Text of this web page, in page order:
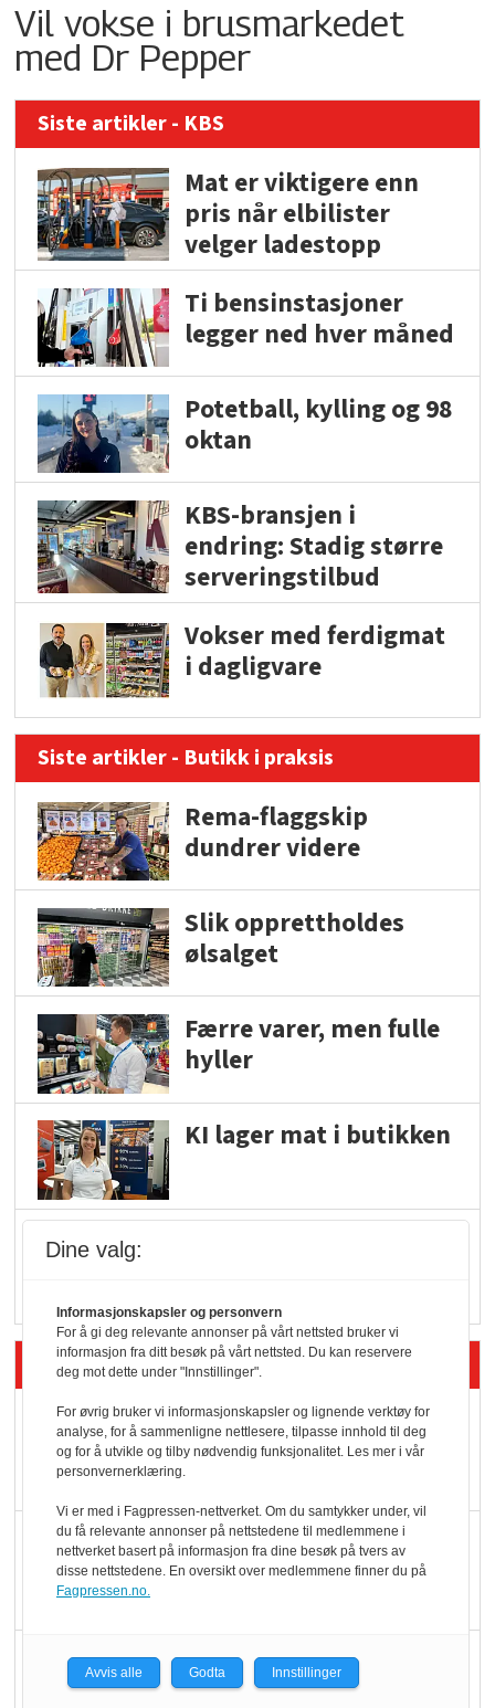
Vil vokse i brusmarkedet
med Dr Pepper
Siste artikler - KBS
Mat er viktigere enn
pris når elbilister
velger ladestopp
Ti bensinstasjoner
legger ned hver måned
Potetball, kylling og 98
oktan
KBS-bransjen i
endring: Stadig større
serveringstilbud
Vokser med ferdigmat
i dagligvare
Siste artikler - Butikk i praksis
Rema-flaggskip
dundrer videre
Slik opprettholdes
ølsalget
Færre varer, men fulle
hyller
KI lager mat i butikken
Siste artikler - Økologisk
Kolonihagens norske
yoghurt: Trues av
melkemangel
Marit Kolby vant
Økologisk Norge sin
Blir enklere å velge
økologisk i butikkhylla
Dine valg:
Informasjonskapsler og personvern
For å gi deg relevante annonser på vårt nettsted bruker vi
informasjon fra ditt besøk på vårt nettsted. Du kan reservere
deg mot dette under "Innstillinger".
For øvrig bruker vi informasjonskapsler og lignende verktøy for
analyse, for å sammenligne nettlesere, tilpasse innhold til deg
og for å utvikle og tilby nødvendig funksjonalitet. Les mer i vår
personvernerklæring.
Vi er med i Fagpressen-nettverket. Om du samtykker under, vil
du få relevante annonser på nettstedene til medlemmene i
nettverket basert på informasjon fra dine besøk på tvers av
disse nettstedene. En oversikt over medlemmene finner du på
Fagpressen.no.
Avvis alle Godta Innstillinger